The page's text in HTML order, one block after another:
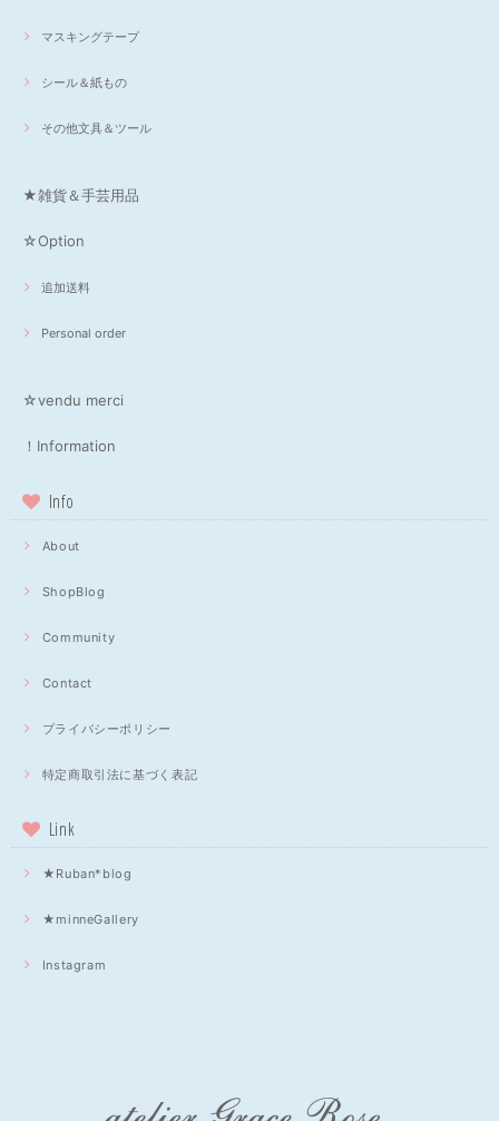
マスキングテープ
シール＆紙もの
その他文具＆ツール
★雑貨＆手芸用品
☆Option
追加送料
Personal order
☆vendu merci
！Information
Info
About
ShopBlog
Community
Contact
プライバシーポリシー
特定商取引法に基づく表記
Link
★Ruban*blog
★minneGallery
Instagram